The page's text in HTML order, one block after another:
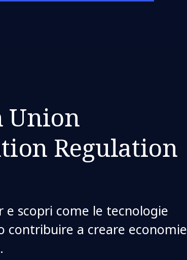
Union
Regulation
e scopri come le tecnologie
contribuire a creare economie